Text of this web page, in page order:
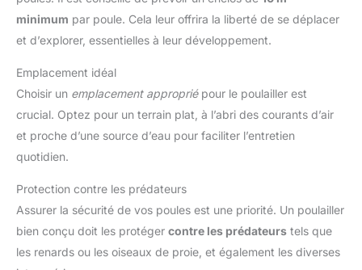
minimum par poule. Cela leur offrira la liberté de se déplacer
et d’explorer, essentielles à leur développement.
Emplacement idéal
Choisir un emplacement appropriépour le poulailler est
crucial. Optez pour un terrain plat, à l’abri des courants d’air
et proche d’une source d’eau pour faciliter l’entretien
quotidien.
Protection contre les prédateurs
Assurer la sécurité de vos poules est une priorité. Un poulailler
bien conçu doit les protéger contre les prédateurs tels que
les renards ou les oiseaux de proie, et également les diverses